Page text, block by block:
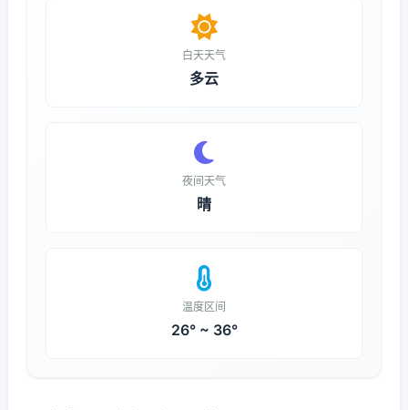
白天天气
多云
夜间天气
晴
温度区间
26° ~ 36°